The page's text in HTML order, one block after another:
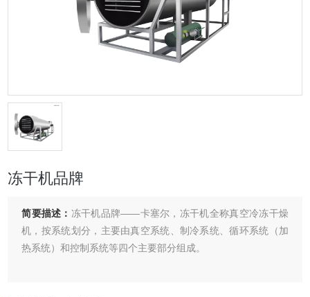
冻干机品牌
简要描述： 冻干机品牌——卡塞尔，冻干机全称真空冷冻干燥
机，按系统划分，主要由真空系统、制冷系统、循环系统（加
热系统）和控制系统等四个主要部分组成。